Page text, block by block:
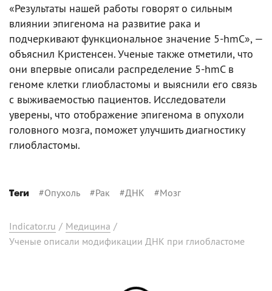
«Результаты нашей работы говорят о сильным
влиянии эпигенома на развитие рака и
подчеркивают функциональное значение 5-hmC», —
объяснил Кристенсен. Ученые также отметили, что
они впервые описали распределение 5-hmC в
геноме клетки глиобластомы и выяснили его связь
с выживаемостью пациентов. Исследователи
уверены, что отображение эпигенома в опухоли
головного мозга, поможет улучшить диагностику
глиобластомы.
Теги #Опухоль #Рак #ДНК #Мозг
Indicator.ru / Медицина /
Ученые описали модификации ДНК при глиобластоме